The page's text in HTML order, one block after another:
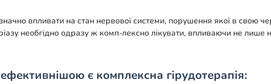
впливати на стан нервової системи, порушення якої в свою
необгідно одразу ж комп-лексно лікувати, впливаючи не
є комплексна гірудотерапія: